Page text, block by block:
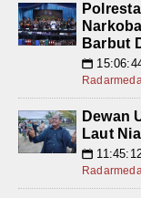
Barbut
📅
Dewan
Laut
📅